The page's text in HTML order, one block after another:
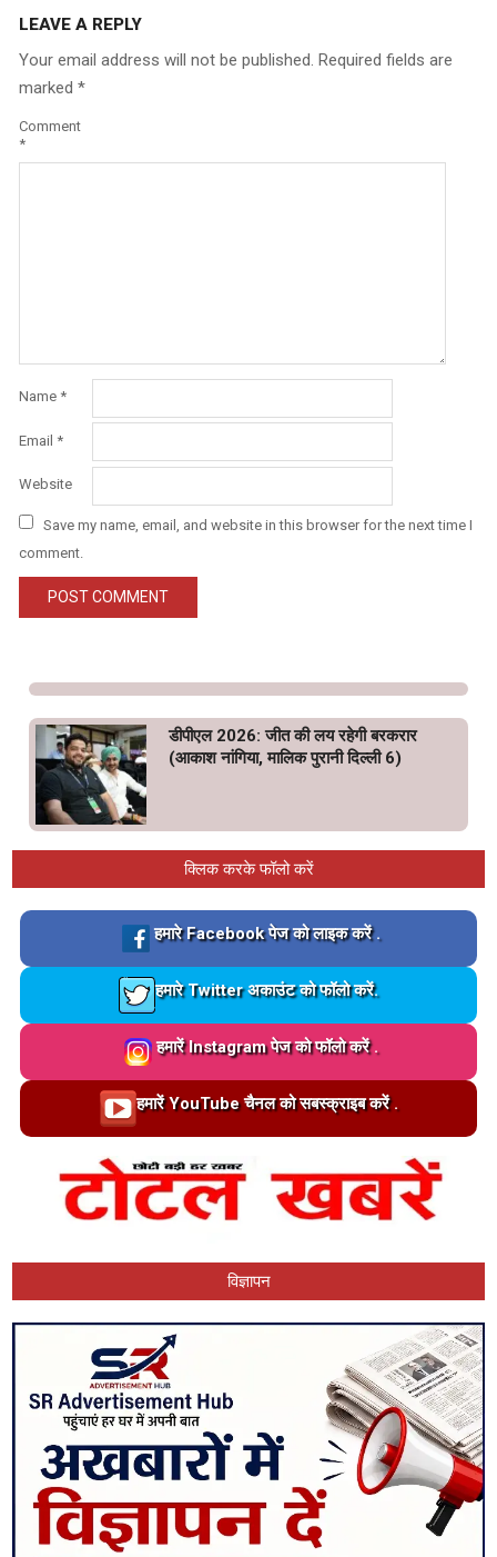
LEAVE A REPLY
Your email address will not be published. Required fields are
marked *
Comment
*
Name *
Email *
Website
Save my name, email, and website in this browser for the next time I
comment.
डीपीएल 2026: जीत की लय रहेगी बरकरार
(आकाश नांगिया, मालिक पुरानी दिल्ली 6)
क्लिक करके फॉलो करें
Loading…
हमारे Facebook पेज को लाइक करें .
Loading…
हमारे Twitter अकाउंट को फॉलो करें.
Loading…
हमारें Instagram पेज को फॉलो करें .
Loading…हमारें YouTube चैनल को सबस्क्राइब करें .
विज्ञापन